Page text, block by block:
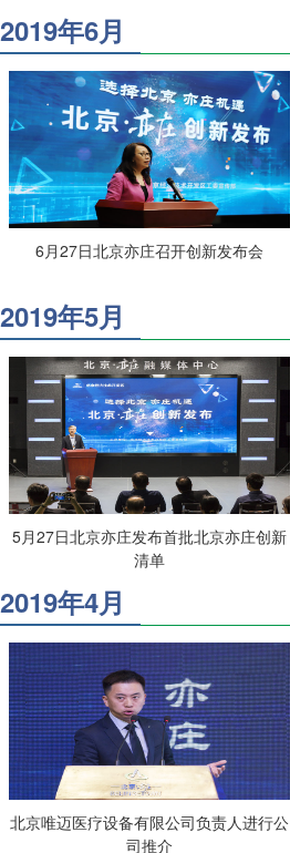
2019年6月
6月27日北京亦庄召开创新发布会
2019年5月
5月27日北京亦庄发布首批北京亦庄创新
清单
2019年4月
北京唯迈医疗设备有限公司负责人进行公
司推介